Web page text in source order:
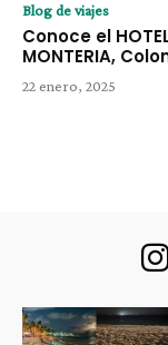
Blog de viajes
Conoce el
MONTERIA,
22 enero, 2025